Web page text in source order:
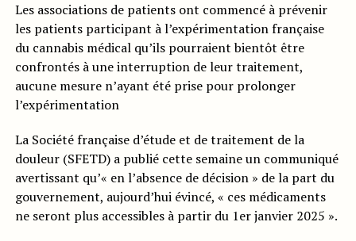
Les associations de patients ont commencé à prévenir
les patients participant à l’expérimentation française
du cannabis médical qu’ils pourraient bientôt être
confrontés à une interruption de leur traitement,
aucune mesure n’ayant été prise pour prolonger
l’expérimentation
La Société française d’étude et de traitement de la
douleur (SFETD) a publié cette semaine un communiqué
avertissant qu’« en l’absence de décision » de la part du
gouvernement, aujourd’hui évincé, « ces médicaments
ne seront plus accessibles à partir du 1er janvier 2025 ».